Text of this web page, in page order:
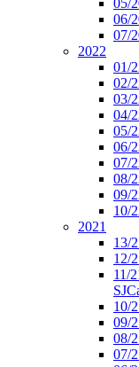
05/
06/
07/
2022
01/
02/
03/
04/
05/
06/
07/
08/
09/
10/
2021
13/
12/
11/
10/
09/
08/
07/